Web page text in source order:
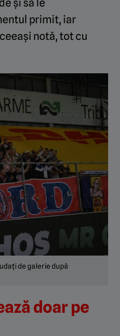
și să le
primit, iar
notă, tot cu
de galerie după
doar pe